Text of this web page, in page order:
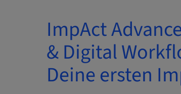
ImpAct
& Digital
Deine ersten